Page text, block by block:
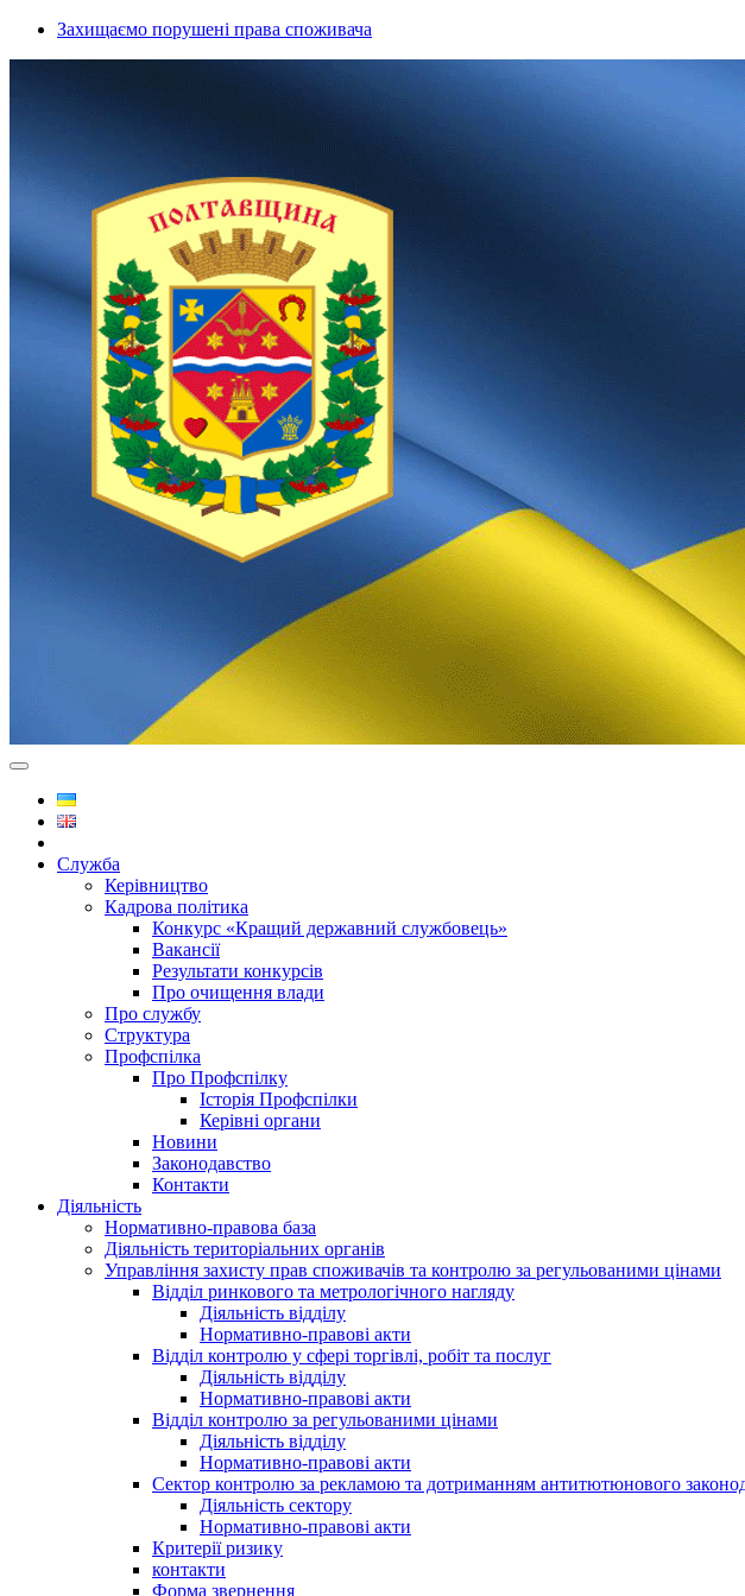
Захищаємо порушені права споживача
Служба
Керівництво
Кадрова політика
Конкурс «Кращий державний службовець»
Вакансії
Результати конкурсів
Про очищення влади
Про службу
Структура
Профспілка
Про Профспілку
Історія Профспілки
Керівні органи
Новини
Законодавство
Контакти
Діяльність
Нормативно-правова база
Діяльність територіальних органів
Управління захисту прав споживачів та контролю за регульованими цінами
Відділ ринкового та метрологічного нагляду
Діяльність відділу
Нормативно-правові акти
Відділ контролю у сфері торгівлі, робіт та послуг
Діяльність відділу
Нормативно-правові акти
Відділ контролю за регульованими цінами
Діяльність відділу
Нормативно-правові акти
Сектор контролю за рекламою та дотриманням антитютюнового
Діяльність сектору
Нормативно-правові акти
Критерії ризику
контакти
Форма звернення